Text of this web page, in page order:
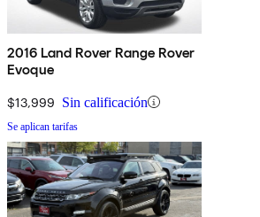
2016 Land Rover Range Rover
Evoque
$13,999 Sin calificación
Se aplican tarifas